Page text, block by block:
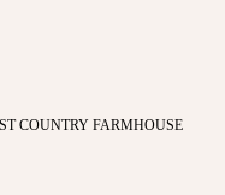
COUNTRY FARMHOUSE